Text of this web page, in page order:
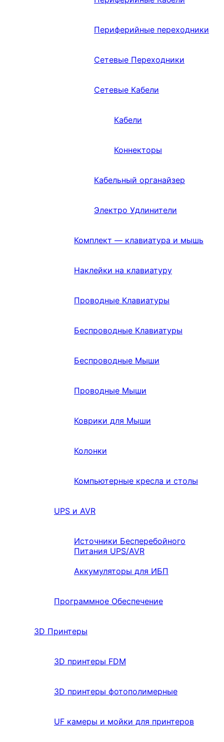
Периферийные переходники
Сетевые Переходники
Сетевые Кабели
Кабели
Коннекторы
Кабельный органайзер
Электро Удлинители
Комплект — клавиатура и мышь
Наклейки на клавиатуру
Проводные Клавиатуры
Беспроводные Клавиатуры
Беспроводные Мыши
Проводные Мыши
Коврики для Мыши
Колонки
Компьютерные кресла и столы
UPS и AVR
Источники Бесперебойного
Питания UPS/AVR
Аккумуляторы для ИБП
Программное Обеспечение
3D Принтеры
3D принтеры FDM
3D принтеры фотополимерные
UF камеры и мойки для принтеров